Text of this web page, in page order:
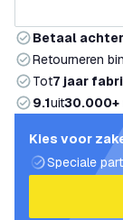
Betaal
Retourneren
Tot7 jaar
9.1uit30.000+
Kies voor
Speciale